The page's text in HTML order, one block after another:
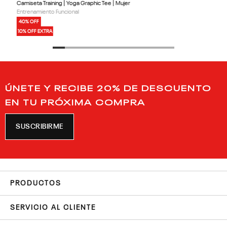
Camiseta Training | Yoga Graphic Tee | Mujer
Entrenamiento Funcional
40% OFF
10% OFF EXTRA
ÚNETE Y RECIBE 20% DE DESCUENTO
EN TU PRÓXIMA COMPRA
SUSCRIBIRME
PRODUCTOS
SERVICIO AL CLIENTE